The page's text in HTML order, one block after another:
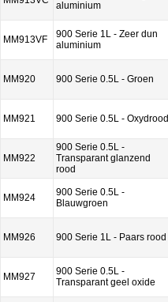
aluminium
MM913VF
900 Serie 1L - Zeer dun
aluminium
MM920 900 Serie 0.5L - Groen
MM921 900 Serie 0.5L - Oxydrood
MM922
900 Serie 0.5L -
Transparant glanzend
rood
MM924
900 Serie 0.5L -
Blauwgroen
MM926 900 Serie 1L - Paars rood
MM927
900 Serie 0.5L -
Transparant geel oxide